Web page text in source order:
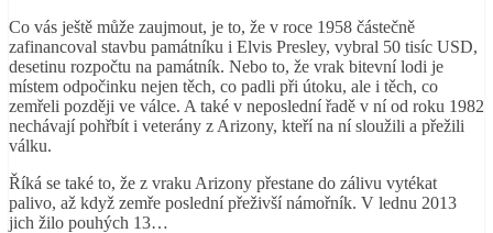
Co vás ještě může zaujmout, je to, že v roce 1958 částečně
zafinancoval stavbu památníku i Elvis Presley, vybral 50 tisíc USD,
desetinu rozpočtu na památník. Nebo to, že vrak bitevní lodi je
místem odpočinku nejen těch, co padli při útoku, ale i těch, co
zemřeli později ve válce. A také v neposlední řadě v ní od roku 1982
nechávají pohřbít i veterány z Arizony, kteří na ní sloužili a přežili
válku.
Říká se také to, že z vraku Arizony přestane do zálivu vytékat
palivo, až když zemře poslední přeživší námořník. V lednu 2013
jich žilo pouhých 13…